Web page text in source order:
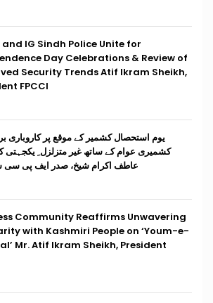
and IG Sindh Police Unite for
Day Celebrations & Review of
Security Trends Atif Ikram Sheikh,
FPCCI
یوم استحصال کشمیر کے موقع پر کاروباری
کشمیری عوام کے ساتھ غیر متزلزل ِ یکجہتی
عاطف اکرام شیخ، صدر ایف پی
Community Reaffirms Unwavering
with Kashmiri People on ‘Youm-e-
Mr. Atif Ikram Sheikh, President